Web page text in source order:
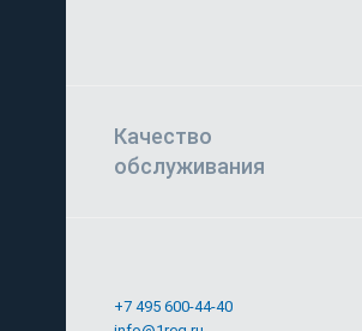
Качество
обслуживания
+7 495 600-44-40